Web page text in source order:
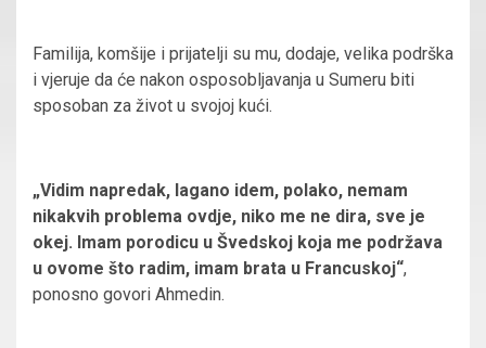
Familija, komšije i prijatelji su mu, dodaje, velika podrška
i vjeruje da će nakon osposobljavanja u Sumeru biti
sposoban za život u svojoj kući.
„Vidim napredak, lagano idem, polako, nemam
nikakvih problema ovdje, niko me ne dira, sve je
okej. Imam porodicu u Švedskoj koja me podržava
u ovome što radim, imam brata u Francuskoj“,
ponosno govori Ahmedin.